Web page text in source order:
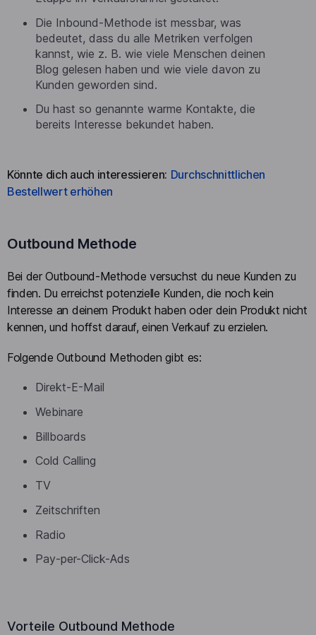
Die Inbound-Methode ist messbar, was
bedeutet, dass du alle Metriken verfolgen
kannst, wie z. B. wie viele Menschen deinen
Blog gelesen haben und wie viele davon zu
Kunden geworden sind.
Du hast so genannte warme Kontakte, die
bereits Interesse bekundet haben.
Könnte dich auch interessieren: Durchschnittlichen
Bestellwert erhöhen
Outbound Methode
Bei der Outbound-Methode versuchst du neue Kunden zu
finden. Du erreichst potenzielle Kunden, die noch kein
Interesse an deinem Produkt haben oder dein Produkt nicht
kennen, und hoffst darauf, einen Verkauf zu erzielen.
Folgende Outbound Methoden gibt es:
Direkt-E-Mail
Webinare
Billboards
Cold Calling
TV
Zeitschriften
Radio
Pay-per-Click-Ads
Vorteile Outbound Methode